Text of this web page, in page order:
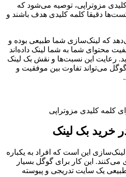
مزوتراپی، توصیه می‌شود که
انکرتکست‌ها دقیقا کلمه کلیدی هدف باشند و
که لینک‌سازی شما طبیعی بوده و
محتوای شما به شما لینک داده‌اند
رعایت این نسبت‌ها و نقش بک لینک
می‌تواند تفاوت بین موفقیت و
خرید بک لینک
این است که افراد به یکباره
می‌کنند. این کار برای گوگل بسیار
یک سایت تدریجی و پیوسته